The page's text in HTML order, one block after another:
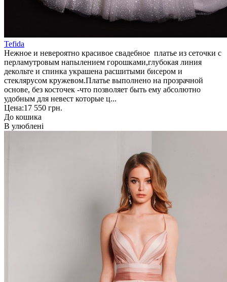
Tefida
Нежное и невероятно красивое свадебное платье из сеточки с
перламутровым напылением горошками,глубокая линия
декольте и спинка украшена расшитыми бисером и
стеклярусом кружевом.Платье выполнено на прозрачной
основе, без косточек -что позволяет быть ему абсолютно
удобным для невест которые ц...
Цена:17 550 грн.
До кошика
В улюблені